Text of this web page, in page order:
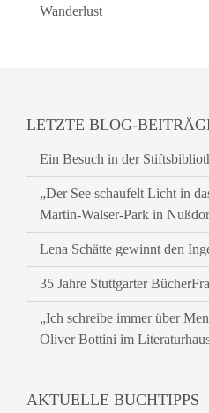
Wanderlust
LETZTE BLOG-
Ein Besuch in der
„Der See schaufelt Licht in
Martin-Walser-Park in
Lena Schätte gewinnt den
35 Jahre Stuttgarter
„Ich schreibe immer über
Oliver Bottini im
AKTUELLE BUCHTIPPS